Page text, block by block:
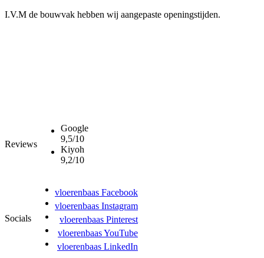
I.V.M de bouwvak hebben wij aangepaste openingstijden.
Reviews
Google
9,5/10
Kiyoh
9,2/10
Socials
vloerenbaas Facebook
vloerenbaas Instagram
vloerenbaas Pinterest
vloerenbaas YouTube
vloerenbaas LinkedIn